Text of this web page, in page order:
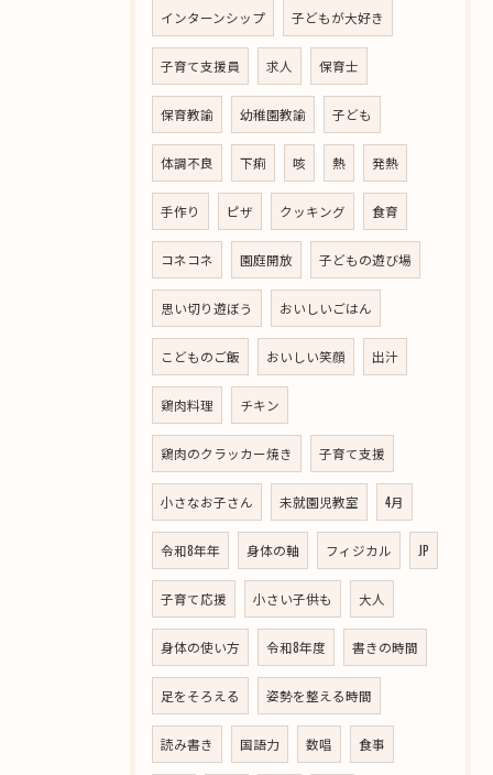
インターンシップ 子どもが大好き
子育て支援員 求人 保育士
保育教諭 幼稚園教諭 子ども
体調不良 下痢 咳 熱 発熱
手作り ピザ クッキング 食育
コネコネ 園庭開放 子どもの遊び場
思い切り遊ぼう おいしいごはん
こどものご飯 おいしい笑顔 出汁
鶏肉料理 チキン
鶏肉のクラッカー焼き 子育て支援
小さなお子さん 未就園児教室 4月
令和8年年 身体の軸 フィジカル JP
子育て応援 小さい子供も 大人
身体の使い方 令和8年度 書きの時間
足をそろえる 姿勢を整える時間
読み書き 国語力 数唱 食事